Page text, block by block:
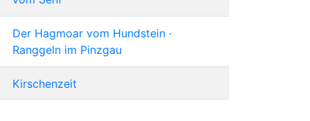
Der Hagmoar vom Hundstein ·
Ranggeln im Pinzgau
Kirschenzeit